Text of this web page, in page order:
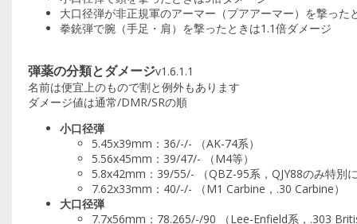
大口径弾が非正規軍のアーマー（プアアーマー）を撃った
拳銃弾で腕（手足・肩）を撃ったときは1.1倍ダメージ
弾薬の分類とダメージv1.6.1.1
名前は便宜上のもので割と例外もあります
ダメージ値は通常/DMR/SRの順
小口径弾
5.45x39mm：36/-/- （AK-74系）
5.56x45mm：39/47/- （M4等）
5.8x42mm：39/55/- （QBZ-95系，QJY88のみ特別
7.62x33mm：40/-/- （M1 Carbine，.30 Carbine）
大口径弾
7.7x56mm：78.265/-/90 （Lee-Enfield系，.303